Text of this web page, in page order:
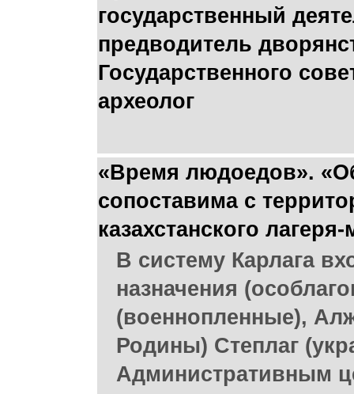
государственный
предводитель
Государственного
археолог
«Время людоедов».
сопоставима с
казахстанского лагеря-
В систему Карлага
назначения
(военнопленные),
Родины) Степлаг
Административным